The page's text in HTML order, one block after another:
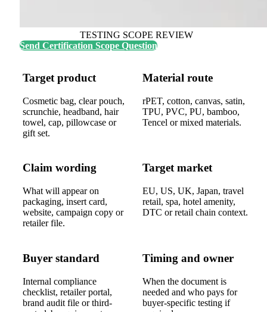
TESTING SCOPE REVIEW
Send Certification Scope Question
Target product
Cosmetic bag, clear pouch,
scrunchie, headband, hair
towel, cap, pillowcase or
gift set.
Material route
rPET, cotton, canvas, satin,
TPU, PVC, PU, bamboo,
Tencel or mixed materials.
Claim wording
What will appear on
packaging, insert card,
website, campaign copy or
retailer file.
Target market
EU, US, UK, Japan, travel
retail, spa, hotel amenity,
DTC or retail chain context.
Buyer standard
Internal compliance
checklist, retailer portal,
brand audit file or third-
Timing and owner
When the document is
needed and who pays for
buyer-specific testing if